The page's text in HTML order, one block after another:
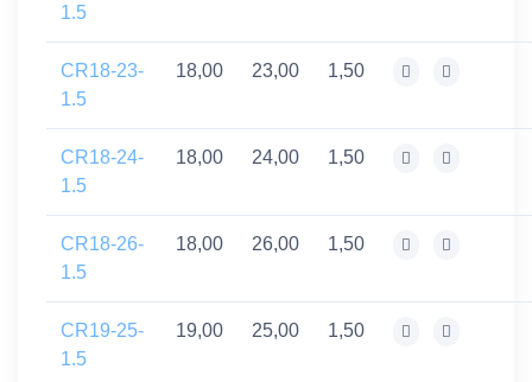
1.5
CR18-23-
1.5
18,00 23,00 1,50
CR18-24-
1.5
18,00 24,00 1,50
CR18-26-
1.5
18,00 26,00 1,50
CR19-25-
1.5
19,00 25,00 1,50